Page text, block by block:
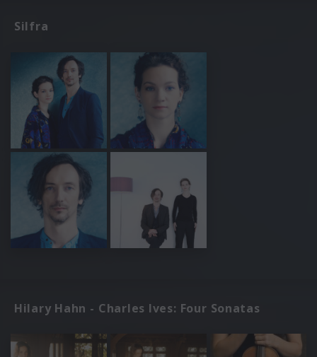
Silfra
Hilary Hahn - Charles Ives: Four Sonatas